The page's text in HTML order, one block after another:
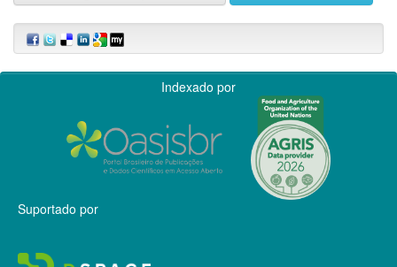
Indexado por
Suportado por